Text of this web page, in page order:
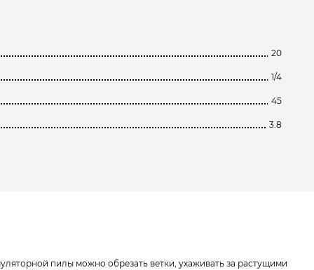
20
1/4
45
3.8
пилы можно обрезать ветки, ухаживать за растущими